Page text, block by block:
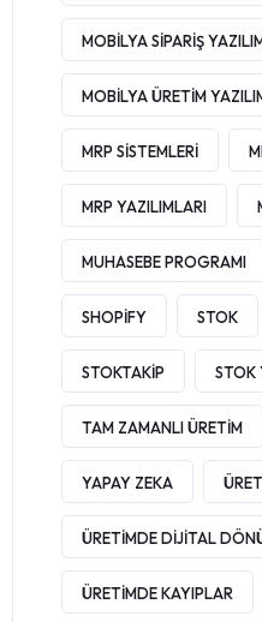
MOBILYA SIPARIŞ
MOBILYA ÜRETIM
MRP SISTEMLERI
MRP YAZILIMLARI
MUHASEBE PROGRAMI
SHOPIFY STOK
STOKTAKIP STOK
TAM ZAMANLI ÜRETIM
YAPAY ZEKA
ÜRETIMDE DIJITAL
ÜRETIMDE KAYIPLAR